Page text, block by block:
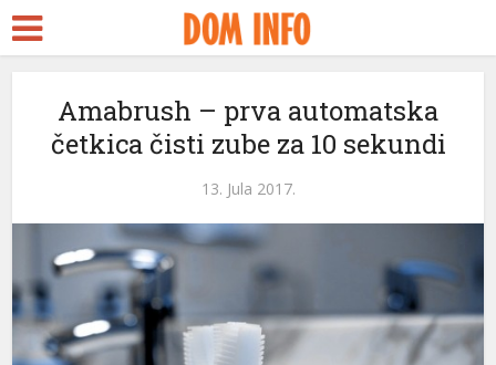
Amabrush – prva automatska
četkica čisti zube za 10 sekundi
13. Jula 2017.